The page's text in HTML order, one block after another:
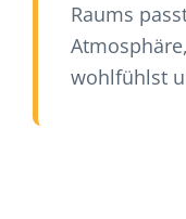
Raums
wohlfühlst